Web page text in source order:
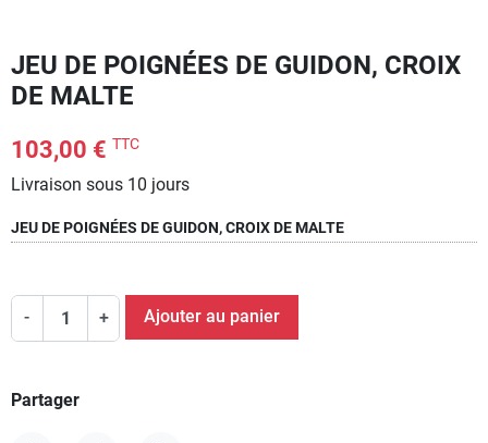
JEU DE POIGNÉES DE GUIDON, CROIX
DE MALTE
103,00 € TTC
Livraison sous 10 jours
JEU DE POIGNÉES DE GUIDON, CROIX DE MALTE
- + Ajouter au panier
Partager